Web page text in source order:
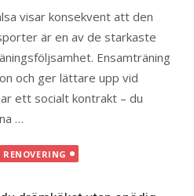
visar konsekvent att den
är en av de starkaste
Ensamträning
och ger lättare upp vid
ett socialt kontrakt – du
…
RENOVERING